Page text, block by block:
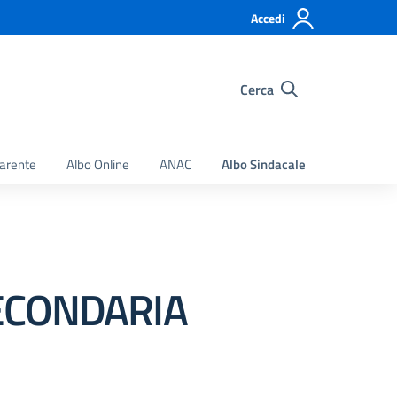
Accedi
Cerca
Albo Online ANAC Albo Sindacale